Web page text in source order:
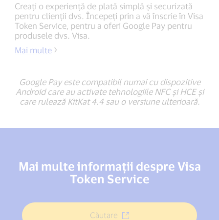
Creați o experiență de plată simplă și securizată
pentru clienții dvs. Începeți prin a vă înscrie în Visa
Token Service, pentru a oferi Google Pay pentru
produsele dvs. Visa.
Mai multe
Google Pay este compatibil numai cu dispozitive
Android care au activate tehnologiile NFC și HCE și
care rulează KitKat 4.4 sau o versiune ulterioară.
Mai multe informații despre Visa
Token Service
Căutare